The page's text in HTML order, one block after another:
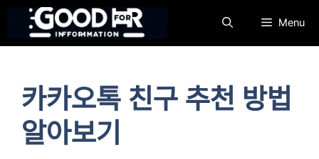
츠
Menu
카카오톡 친구 추천 방법
알아보기